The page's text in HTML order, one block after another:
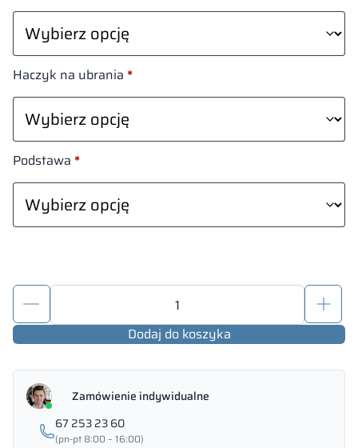
Haczyk na ubrania *
Podstawa *
ilość
do
–
Luxa
Dodaj do koszyka
Zamówienie indywidualne
67 253 23 60
(pn-pt 8:00 – 16:00)